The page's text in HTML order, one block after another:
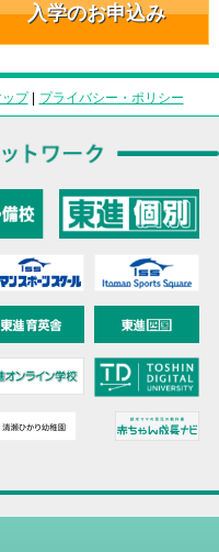
入学のお申込み
プ| プライバシー・ポリシー